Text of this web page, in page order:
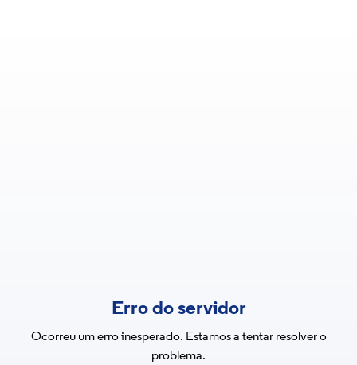
Erro do servidor
Ocorreu um erro inesperado. Estamos a tentar resolver o
problema.